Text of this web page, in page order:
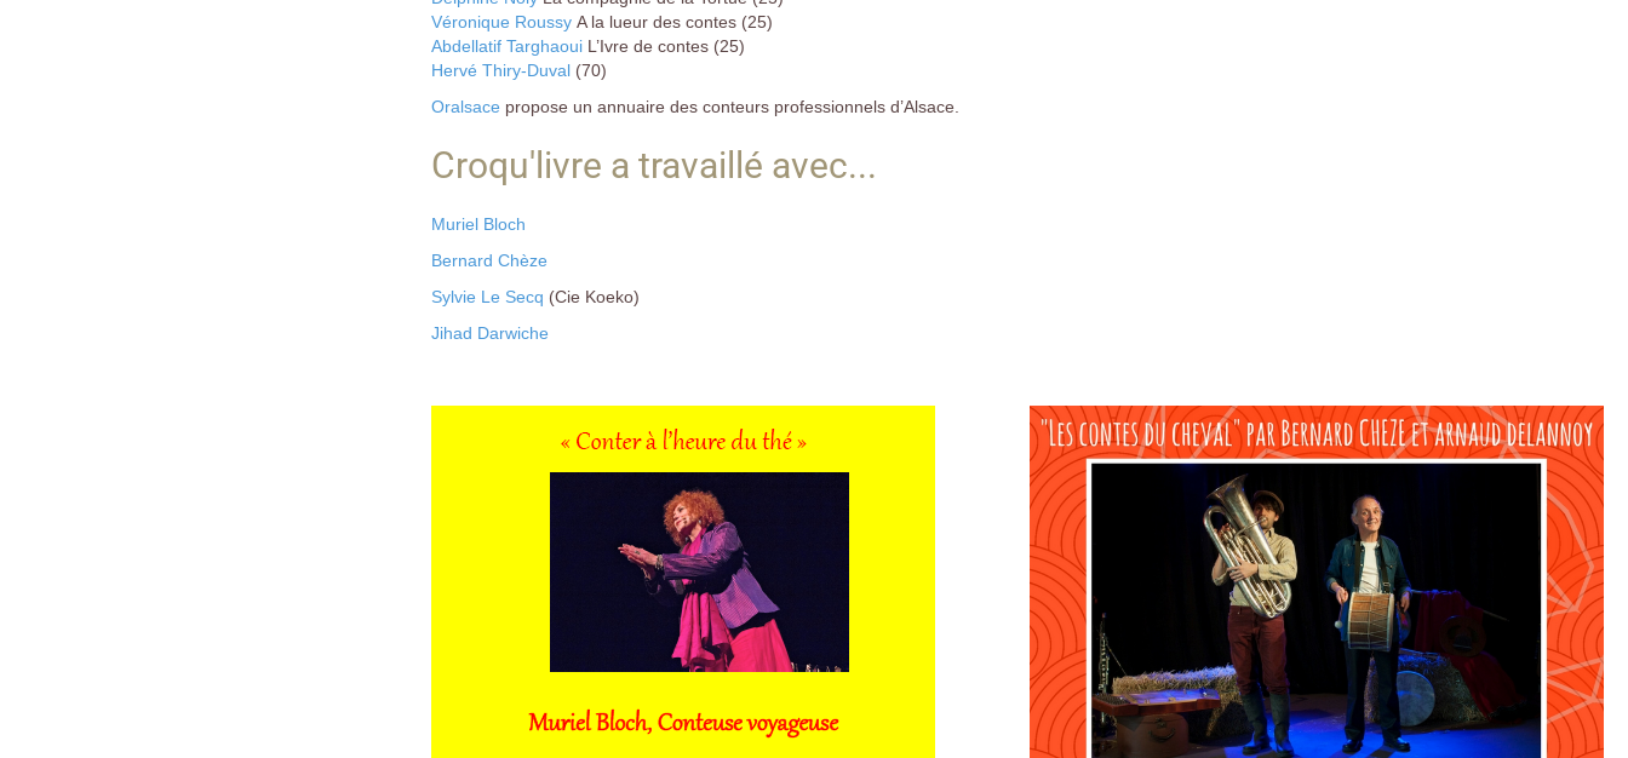
Véronique Roussy A la lueur des contes (25)
Abdellatif Targhaoui L’Ivre de contes (25)
Hervé Thiry-Duval (70)
Oralsace propose un annuaire des conteurs professionnels d’Alsace.
Croqu'livre a travaillé avec...
Muriel Bloch
Bernard Chèze
Sylvie Le Secq (Cie Koeko)
Jihad Darwiche